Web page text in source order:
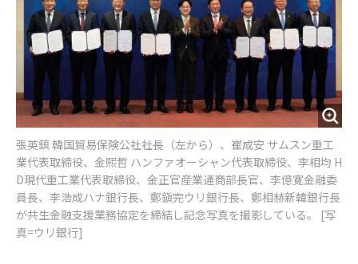
張英鎮 韓国貿易保険公社社長（左から）、崔成安 サムスン重工
業代表取締役、金熙哲 ハンファオーシャン代表取締役、李相均 H
D現代重工業代表取締役、金正官産業通商部長官、李億寛金融委
員長、李浩成ハナ銀行長、鄭鎭完ウリ銀行長、鄭相赫新韓銀行長
が共生金融支援業務協定を締結し記念写真を撮影している。 [写
真=ウリ銀行]